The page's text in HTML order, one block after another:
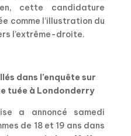
cette candidature
comme l’illustration du
l’extrême-droite.
dans l’enquête sur
tuée à Londonderry
a annoncé samedi
de 18 et 19 ans dans